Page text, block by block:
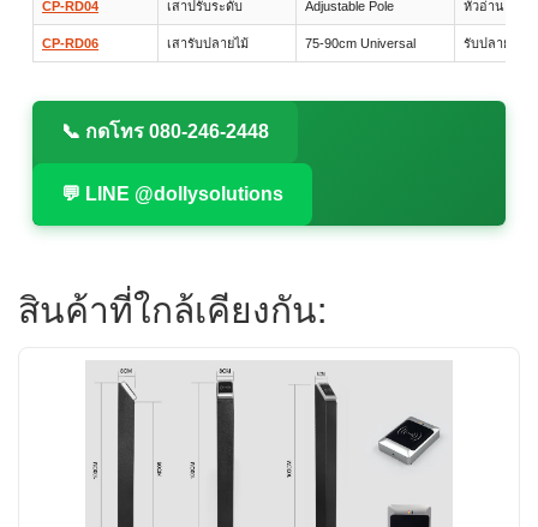
CP-RD04 เสาปรับระดับ Adjustable Pole หัวอ่าน / กล้
CP-RD06 เสารับปลายไม้ 75-90cm Universal รับปลายไม้กั้
📞 กดโทร 080-246-2448
💬 LINE @dollysolutions
สินค้าที่ใกล้เคียงกัน: